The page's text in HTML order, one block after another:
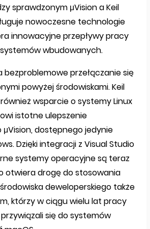
sprawdzonym μVision a Keil
nowoczesne technologie
innowacyjne przepływy pracy
wbudowanych.
bezproblemowe przełączanie się
powyżej środowiskami. Keil
wsparcie o systemy Linux
istotne ulepszenie
dostępnego jedynie
Dzięki integracji z Visual Studio
systemy operacyjne są teraz
otwiera drogę do stosowania
deweloperskiego także
którzy w ciągu wielu lat pracy
się do systemów